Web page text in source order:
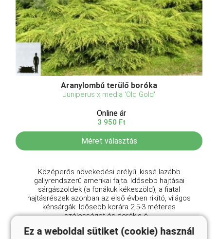
Aranylombú terülő boróka
Juniperus x media 'Old Gold'
Online ár
3 950 Ft
Méret választás
Középerős növekedési erélyű, kissé lazább
gallyrendszerű amerikai fajta. Idősebb hajtásai
sárgászöldek (a fonákuk kékeszöld), a fiatal
hajtásrészek azonban az első évben rikító, világos
kénsárgák. Idősebb korára 2,5-3 méteres
szélességet és derékig é ...
Ez a weboldal sütiket (cookie) használ